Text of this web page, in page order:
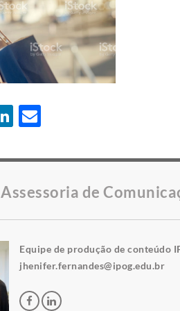
Assessoria de
Equipe de produção de conteúdo
jhenifer.fernandes@ipog.edu.br